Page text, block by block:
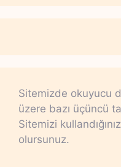
Sitemizde okuyucu
üzere bazı üçüncü
Sitemizi
olursunuz.